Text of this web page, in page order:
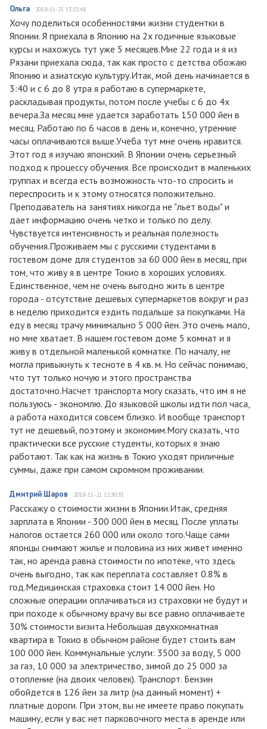
Ольга 2018-11-21 13:15:48
Хочу поделиться особенностями жизни студентки в
Японии. Я приехала в Японию на 2х годичные языковые
курсы и нахожусь тут уже 5 месяцев.Мне 22 года и я из
Рязани приехала сюда, так как просто с детства обожаю
Японию и азиатскую культуру.Итак, мой день начинается в
3:40 и с 6 до 8 утра я работаю в супермаркете,
раскладывая продукты, потом после учебы с 6 до 4х
вечера.За месяц мне удается заработать 150 000 йен в
месяц. Работаю по 6 часов в день и, конечно, утренние
часы оплачиваются выше.Учеба тут мне очень нравится.
Этот год я изучаю японский. В Японии очень серьезный
подход к процессу обучения. Все происходит в маленьких
группах и всегда есть возможность что-то спросить и
переспросить и к этому относятся положительно.
Преподаватель на занятиях никогда не "льет воды" и
дает информацию очень четко и только по делу.
Чувствуется интенсивность и реальная полезность
обучения.Проживаем мы с русскими студентами в
гостевом доме для студентов за 60 000 йен в месяц, при
том, что живу я в центре Токио в хороших условиях.
Единственное, чем не очень выгодно жить в центре
города - отсутствие дешевых супермаркетов вокруг и раз
в неделю приходится ездить подальше за покупками. На
еду в месяц трачу минимально 5 000 йен. Это очень мало,
но мне хватает. В нашем гостевом доме 5 комнат и я
живу в отдельной маленькой комнатке. По началу, не
могла привыкнуть к тесноте в 4 кв. м. Но сейчас понимаю,
что тут только ночую и этого пространства
достаточно.Насчет транспорта могу сказать, что им я не
пользуюсь - экономлю. До языковой школы идти пол часа,
а работа находится совсем близко. И вообще транспорт
тут не дешевый, поэтому и экономим.Могу сказать, что
практически все русские студенты, которых я знаю
работают. Так как на жизнь в Токио уходят приличные
суммы, даже при самом скромном проживании.
Дмитрий Шаров 2018-11-21 12:30:31
Расскажу о стоимости жизни в Японии.Итак, средняя
зарплата в Японии - 300 000 йен в месяц. После уплаты
налогов остается 260 000 или около того.Чаще сами
японцы снимают жилье и половина из них живет именно
так, но аренда равна стоимости по ипотеке, что здесь
очень выгодно, так как переплата составляет 0.8% в
год.Медицинская страховка стоит 14 000 йен. Но
сложные операции оплачиваться из страховки не будут и
при походе к обычному врачу вы все равно оплачиваете
30% стоимости визита.Небольшая двухкомнатная
квартира в Токио в обычном районе будет стоить вам
100 000 йен. Коммунальные услуги: 3500 за воду, 5 000
за газ, 10 000 за электричество, зимой до 25 000 за
отопление (на двоих человек). Транспорт. Бензин
обойдется в 126 йен за литр (на данный момент) +
платные дороги. При этом, вы не имеете право покупать
машину, если у вас нет парковочного места в аренде или